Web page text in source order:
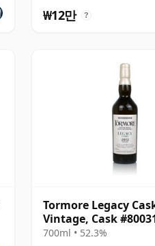
₩12만 ?
Tormore Legacy
Vintage, Cask
700ml • 52.3%